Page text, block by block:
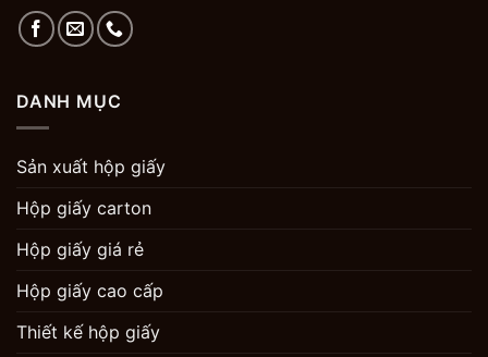
DANH MỤC
Sản xuất hộp giấy
Hộp giấy carton
Hộp giấy giá rẻ
Hộp giấy cao cấp
Thiết kế hộp giấy